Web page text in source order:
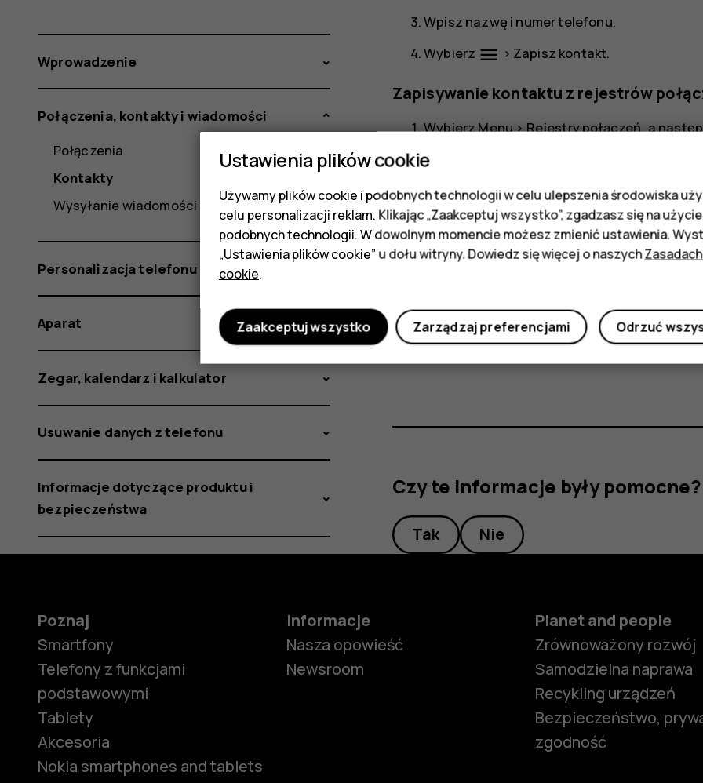
Wpisz nazwę i numer telefonu.
Wybierz menu > Zapisz kontakt.
Zapisywanie kontaktu z rejestrów
WybierzMenu>Rejestry połączeń, a
Przewiń do numeru, który chcesz zapisać, i
Wybierz, gdzie chcesz zapisać kontakt.
Dodaj dane kontaktowe i wybierzmenu>
Dzwonienie do kontaktu
WybierzMenu>Kontakty, przewiń do kontaktu,
Czy te informacje były pomocne?
Tak Nie
Wprowadzenie
Połączenia, kontakty i wiadomości
Połączenia
Kontakty
Wysyłanie wiadomości
Personalizacja telefonu
Aparat
Zegar, kalendarz i kalkulator
Usuwanie danych z telefonu
Informacje dotyczące produktu i
bezpieczeństwa
Poznaj
Smartfony
Telefony z funkcjami
podstawowymi
Tablety
Akcesoria
Nokia smartphones and tablets
Informacje
Nasza opowieść
Newsroom
Planet and people
Zrównoważony rozwój
Samodzielna naprawa
Recykling urządzeń
Bezpieczeństwo,
zgodność
Ustawienia plików cookie
Używamy plików cookie i podobnych technologii w celu ulepszenia środowiska
celu personalizacji reklam. Klikając „Zaakceptuj wszystko”, zgadzasz się na
podobnych technologii. W dowolnym momencie możesz zmienić ustawienia.
„Ustawienia plików cookie” u dołu witryny. Dowiedz się więcej o naszych
cookie.
Odrzuć
Zarządzaj preferencjami
Zaakceptuj wszystko